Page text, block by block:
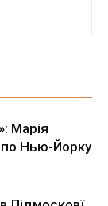
Марія
по Нью-Йорку